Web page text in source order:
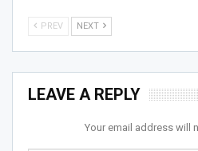
PREV NEXT
LEAVE A REPLY
Your email address will